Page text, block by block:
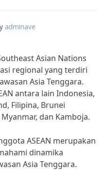
adminave
Asian Nations
regional yang terdiri
Asia Tenggara.
antara lain Indonesia,
Filipina, Brunei
dan Kamboja.
ASEAN merupakan
dinamika
Asia Tenggara.